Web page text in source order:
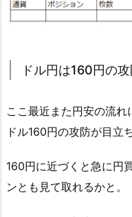
ドル円は160円の攻
ここ最近また円安の流
ドル160円の攻防が目立
160円に近づくと急に円
ンとも見て取れるかと。